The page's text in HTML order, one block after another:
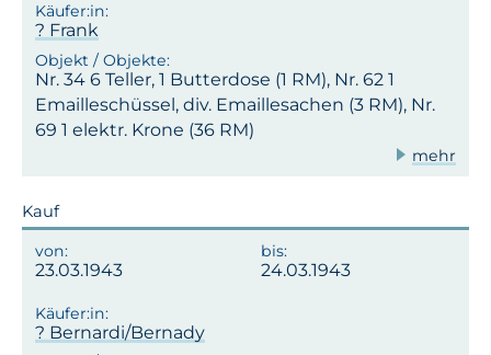
? Frank
Nr. 34 6 Teller, 1 Butterdose (1 RM), Nr. 62 1
Emailleschüssel, div. Emaillesachen (3 RM), Nr.
69 1 elektr. Krone (36 RM)
mehr
Kauf
23.03.1943 24.03.1943
? Bernardi/Bernady